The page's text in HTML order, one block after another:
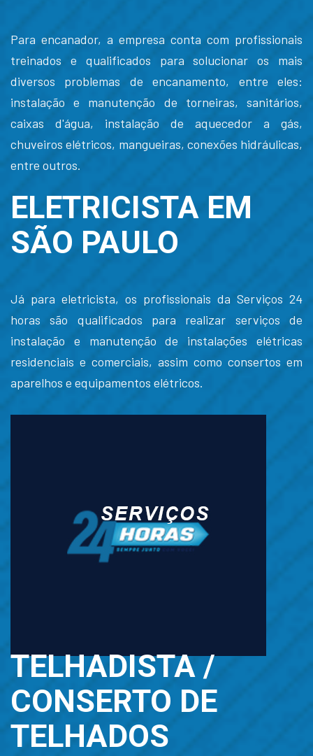
Para encanador, a empresa conta com profissionais
treinados e qualificados para solucionar os mais
diversos problemas de encanamento, entre eles:
instalação e manutenção de torneiras, sanitários,
caixas d'água, instalação de aquecedor a gás,
chuveiros elétricos, mangueiras, conexões hidráulicas,
entre outros.
ELETRICISTA EM
SÃO PAULO
Já para eletricista, os profissionais da Serviços 24
horas são qualificados para realizar serviços de
instalação e manutenção de instalações elétricas
residenciais e comerciais, assim como consertos em
aparelhos e equipamentos elétricos.
TELHADISTA /
CONSERTO DE
TELHADOS